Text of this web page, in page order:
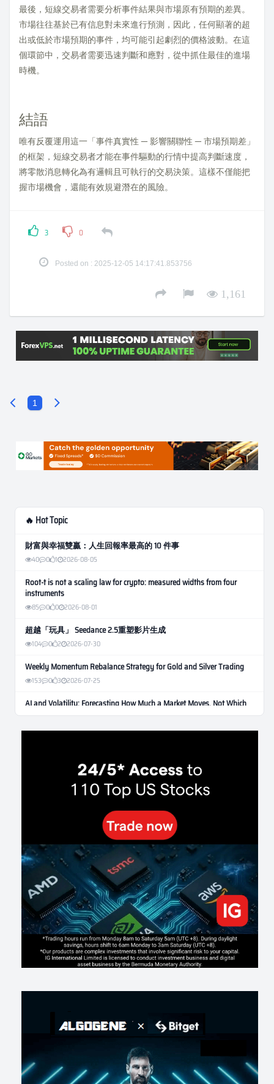
最後，短線交易者需要分析事件結果與市場原有預期的差異。
市場往往基於已有信息對未來進行預測，因此，任何顯著的超
出或低於市場預期的事件，均可能引起劇烈的價格波動。在這
個環節中，交易者需要迅速判斷和應對，從中抓住最佳的進場
時機。
結語
唯有反覆運用這一「事件真實性 — 影響關聯性 — 市場預期差」
的框架，短線交易者才能在事件驅動的行情中提高判斷速度，
將零散消息轉化為有邏輯且可執行的交易決策。這樣不僅能把
握市場機會，還能有效規避潛在的風險。
3 0
Posted on : 2025-12-05 14:17:41.853756
1,161
1
🔥 Hot Topic
財富與幸福雙贏：人生回報率最高的 10 件事
40 0 1 2026-08-05
Root-t is not a scaling law for crypto: measured widths from four
instruments
85 0 0 2026-08-01
超越「玩具」 Seedance 2.5重塑影片生成
104 0 2 2026-07-30
Weekly Momentum Rebalance Strategy for Gold and Silver Trading
153 0 3 2026-07-25
AI and Volatility: Forecasting How Much a Market Moves, Not Which
Way
129 0 0 2026-07-24
본 레버리지와 인성의 게임
2026-07-21
Inside Trumps Trading Playbook: The Art of Market Manipulation
Making probabilistic model forecasts tamper-evident (and why it
changes evaluation)
201 2 0 2026-07-17
AI走出聊天室 三巨頭爭定義權
172 1 2026-07-16
《人生七年》揭真相：改掉這 5 種「窮人思維」，財富自然來
209 0 3 2026-07-15